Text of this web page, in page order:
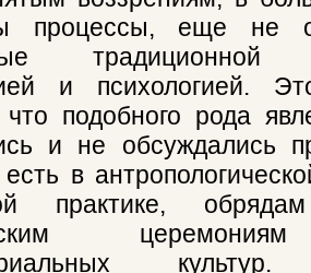
процессы, еще не
традиционной
и психологией.
что подобного рода
и не обсуждались
в
практике,
культур.